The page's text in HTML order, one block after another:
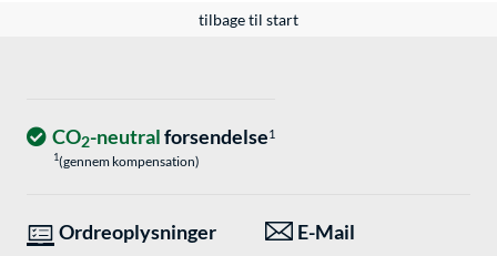
tilbage til start
CO2-neutralforsendelse1
1(gennem kompensation)
Ordreoplysninger
E-Mail